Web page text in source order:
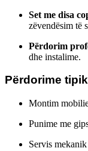
Set me disa
zëvendësim të
Përdorim
dhe instalime.
Përdorime
Montim
Punime me
Servis